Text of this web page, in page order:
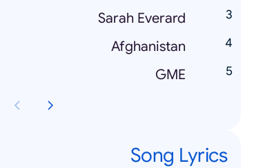
Sarah Everard
Afghanistan
GME
Song Lyrics